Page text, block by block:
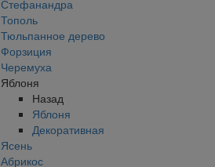
Стефанандра
Тополь
Тюльпанное дерево
Форзиция
Черемуха
Яблоня
Назад
Яблоня
Декоративная
Ясень
Абрикос